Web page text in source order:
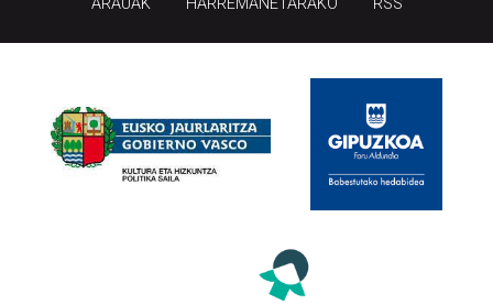
ARAUAK HARREMANETARAKO RSS